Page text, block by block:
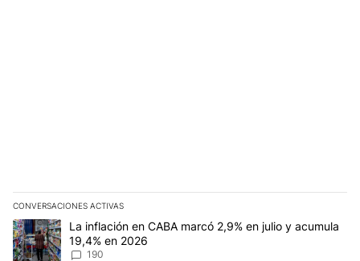
CONVERSACIONES ACTIVAS
Este listado muestra los artículos con más comentarios en los
Un artículo de tendencia con el título "La inflación en CABA
La inflación en CABA marcó 2,9% en julio y acumula
19,4% en 2026
190